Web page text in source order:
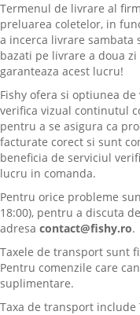
Termenul de livrare al
preluarea coletelor, in
a incerca livrare sambata
bazati pe livrare a doua
garanteaza acest lucru!
Fishy ofera si optiunea
verifica vizual continutul
pentru a se asigura ca
facturate corect si sunt
beneficia de serviciul
lucru in comanda.
Pentru orice probleme
18:00), pentru a discuta
adresa contact@fishy.ro.
Taxele de transport sunt
Pentru comenzile care
suplimentare.
Taxa de transport include